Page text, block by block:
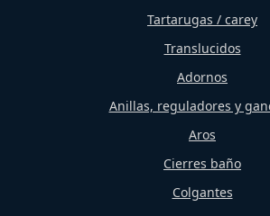
Tartarugas / carey
Translucidos
Adornos
Anillas, reguladores y
Aros
Cierres baño
Colgantes